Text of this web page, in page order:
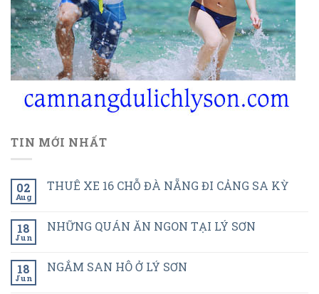
TIN MỚI NHẤT
02
Aug
THUÊ XE 16 CHỖ ĐÀ NẴNG ĐI CẢNG SA KỲ
18
Jun
NHỮNG QUÁN ĂN NGON TẠI LÝ SƠN
18
Jun
NGẮM SAN HÔ Ở LÝ SƠN